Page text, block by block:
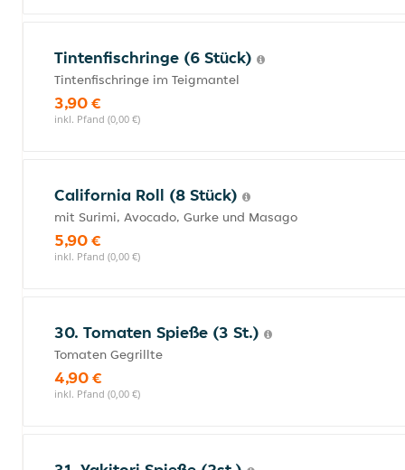
Tintenfischringe (6 Stück)
Tintenfischringe im Teigmantel
3,90 €
inkl. Pfand (0,00 €)
California Roll (8 Stück)
mit Surimi, Avocado, Gurke und Masago
5,90 €
inkl. Pfand (0,00 €)
30. Tomaten Spieße (3 St.)
Tomaten Gegrillte
4,90 €
inkl. Pfand (0,00 €)